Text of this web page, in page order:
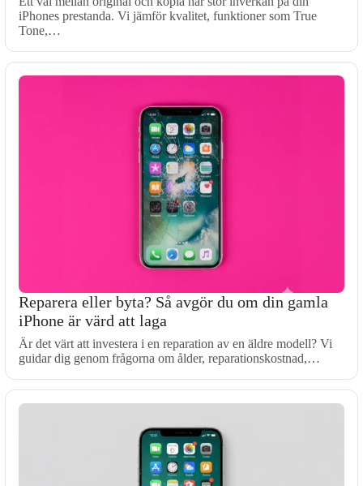
iPhones prestanda. Vi jämför kvalitet, funktioner som True
Tone,…
Reparera eller byta? Så avgör du om din gamla
iPhone är värd att laga
Är det värt att investera i en reparation av en äldre modell? Vi
guidar dig genom frågorna om ålder, reparationskostnad,…